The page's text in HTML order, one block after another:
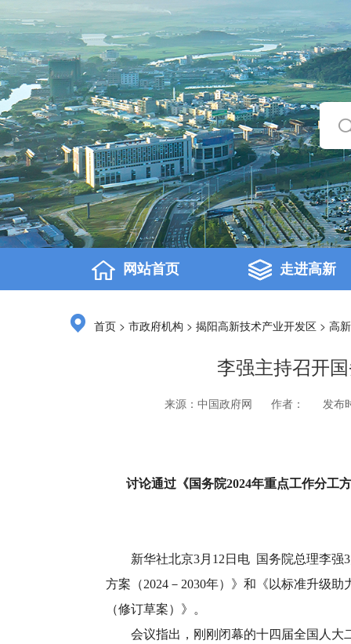
网站首页 走进高新
首页 > 市政府机构 > 揭阳高新技术产业开发区 > 高
李强主持召开
来源：中国政府网 作者： 发布
讨论通过《国务院2024年重点工作分工
新华社北京3月12日电 国务院总理李强3
方案（2024－2030年）》和《以标准升级
（修订草案）》。
会议指出，刚刚闭幕的十四届全国人大二